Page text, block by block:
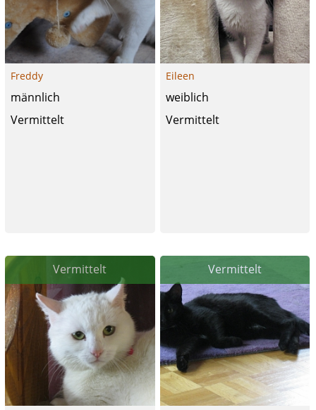
Freddy
männlich
Vermittelt
Eileen
weiblich
Vermittelt
Vermittelt Vermittelt